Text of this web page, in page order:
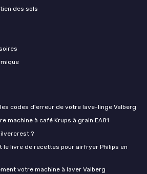
des sols
codes d'erreur de votre lave-linge Valberg
machine à café Krups à grain EA81
?
le livre de recettes pour airfryer Philips en
votre machine à laver Valberg